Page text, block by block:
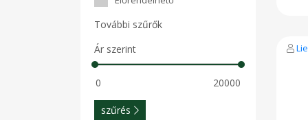
További szűrők
Ár szerint
szűrés